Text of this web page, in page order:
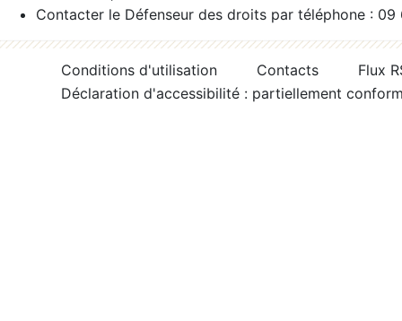
Contacter le Défenseur des droits par téléphone :
Conditions d'utilisation Contacts
Flux
Déclaration d'accessibilité : partiellement